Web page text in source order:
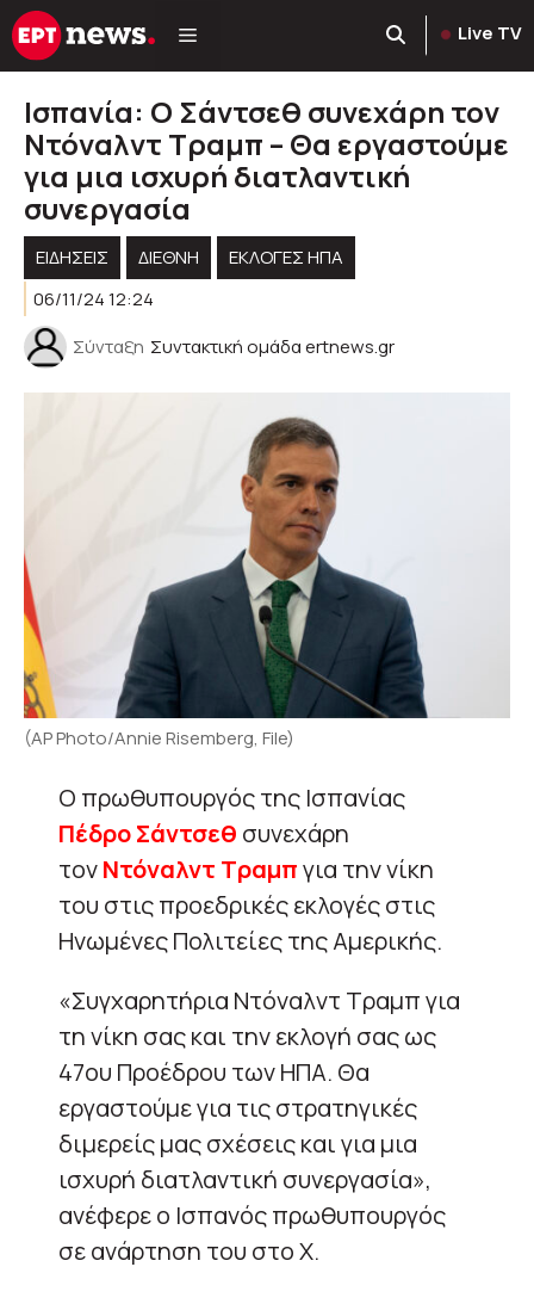
Μετάβαση
σε
Live TV
Ισπανία: Ο Σάντσεθ συνεχάρη τον
Ντόναλντ Τραμπ – Θα εργαστούμε
για μια ισχυρή διατλαντική
συνεργασία
ΕΙΔΗΣΕΙΣ ΔΙΕΘΝΗ
ΕΚΛΟΓΈΣ ΗΠΑ
06/11/24 12:24
Σύνταξη Συντακτική ομάδα ertnews.gr
(AP Photo/Annie Risemberg, File)
Ο πρωθυπουργός της Ισπανίας
Πέδρο Σάντσεθ συνεχάρη
τονΝτόναλντ Τραμπγια την νίκη
του στις προεδρικές εκλογές στις
Ηνωμένες Πολιτείες της Αμερικής.
«Συγχαρητήρια Ντόναλντ Τραμπ για
τη νίκη σας και την εκλογή σας ως
47ου Προέδρου των ΗΠΑ. Θα
εργαστούμε για τις στρατηγικές
διμερείς μας σχέσεις και για μια
ισχυρή διατλαντική συνεργασία»,
ανέφερε ο Ισπανός πρωθυπουργός
σε ανάρτηση του στο X.